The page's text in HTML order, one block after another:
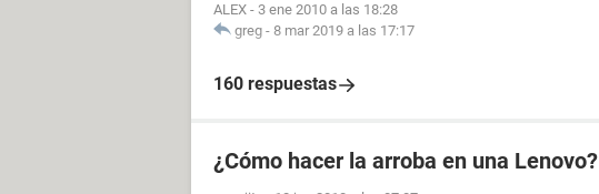
ALEX - 3 ene 2010 a las 18:28
greg - 8 mar 2019 a las 17:17
160 respuestas
¿Cómo hacer la arroba en una Lenovo?